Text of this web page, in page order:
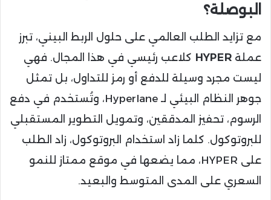
البوصلة؟
مع تزايد الطلب العالمي على حلول الربط البيني، تبرز
عملة HYPER كلاعب رئيسي في هذا المجال. فهي
ليست مجرد وسيلة للدفع أو رمز للتداول، بل تمثل
جوهر النظام البيئي لـ Hyperlane، وتُستخدم في دفع
الرسوم، تحفيز المدققين، وتمويل التطوير المستقبلي
للبروتوكول. كلما زاد استخدام البروتوكول، زاد الطلب
على HYPER، مما يضعها في موقع ممتاز للنمو
السعري على المدى المتوسط والبعيد.